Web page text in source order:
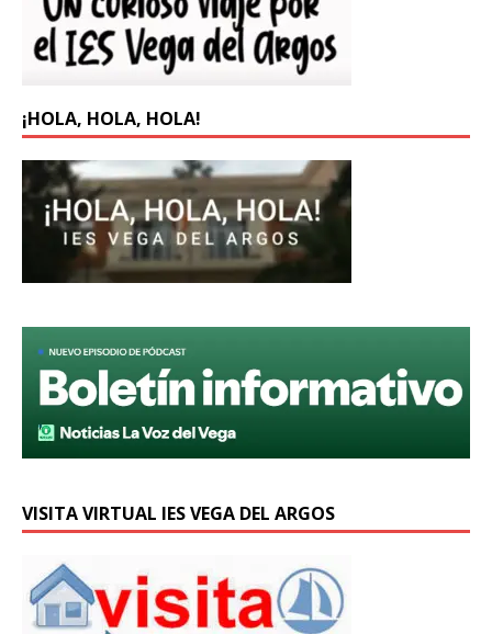
¡HOLA, HOLA, HOLA!
VISITA VIRTUAL IES VEGA DEL ARGOS